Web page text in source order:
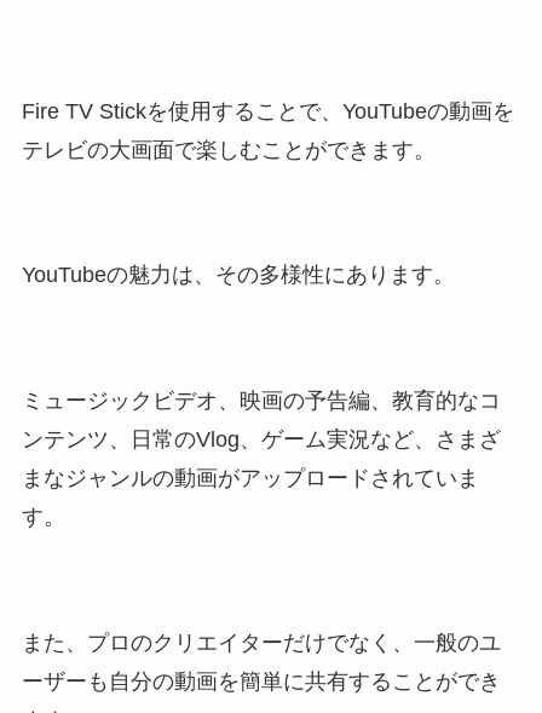
Fire TV Stickを使用することで、YouTubeの動画を
テレビの大画面で楽しむことができます。
YouTubeの魅力は、その多様性にあります。
ミュージックビデオ、映画の予告編、教育的なコ
ンテンツ、日常のVlog、ゲーム実況など、さまざ
まなジャンルの動画がアップロードされていま
す。
また、プロのクリエイターだけでなく、一般のユ
ーザーも自分の動画を簡単に共有することができ